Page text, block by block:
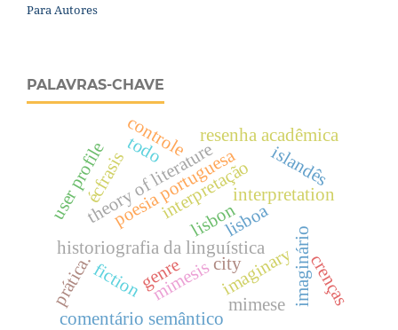
Para Autores
PALAVRAS-CHAVE
historiografia da linguística
interpretação
lisbon
city
imaginary
poesia portuguesalisboa
imaginário
interpretation
mimesis
fiction
theory of literature
mimese
écfrasis
prática. crenças
user profile
comentário semântico
genre
resenha acadêmica
todo islandês
controle